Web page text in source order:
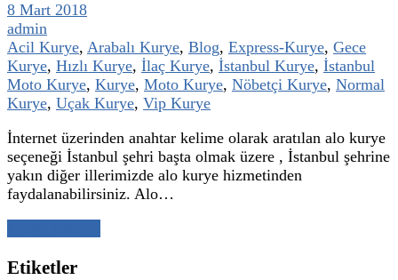
8 Mart 2018
admin
Acil Kurye, Arabalı Kurye, Blog, Express-Kurye, Gece
Kurye, Hızlı Kurye, İlaç Kurye, İstanbul Kurye, İstanbul
Moto Kurye, Kurye, Moto Kurye, Nöbetçi Kurye, Normal
Kurye, Uçak Kurye, Vip Kurye
İnternet üzerinden anahtar kelime olarak aratılan alo kurye
seçeneği İstanbul şehri başta olmak üzere , İstanbul şehrine
yakın diğer illerimizde alo kurye hizmetinden
faydalanabilirsiniz. Alo…
Etiketler